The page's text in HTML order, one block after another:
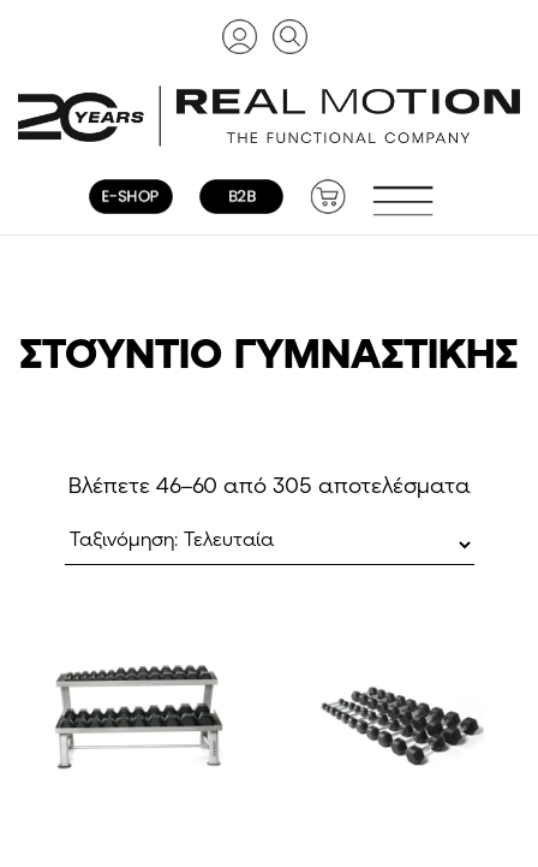
ΣΤΟΎΝΤΙΟ ΓΥΜΝΑΣΤΙΚΉΣ
Βλέπετε 46–60 από 305 αποτελέσματα
latest